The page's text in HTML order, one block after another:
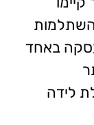
השתלמות
באחד
לידה